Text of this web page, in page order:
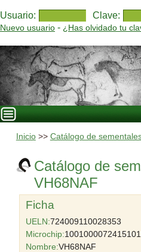
Usuario: Clave:
Nuevo usuario - ¿Has olvidado tu
Inicio>> Catálogo de
Catálogo de
VH68NAF
Ficha
UELN:724009110028353
Microchip:
Nombre:VH68NAF